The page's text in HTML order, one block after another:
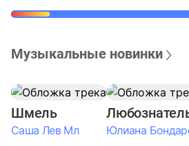
Музыкальные новинки
Шмель
Саша Лев Мл